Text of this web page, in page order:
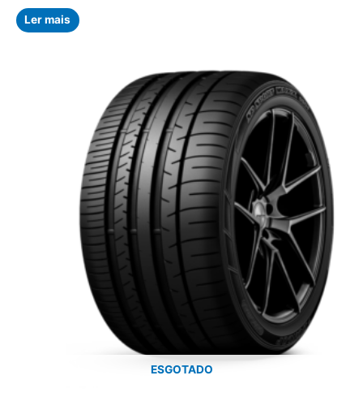
Avaliação
0
de
5
Ler mais
ESGOTADO